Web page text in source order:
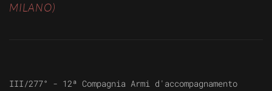
MILANO)
III/277° - 12ª Compagnia Armi d'accompagnamento